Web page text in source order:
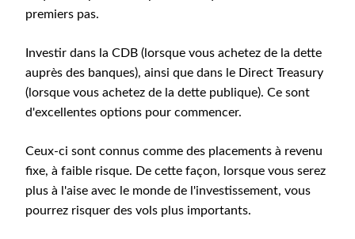
premiers pas.
Investir dans la CDB (lorsque vous achetez de la dette
auprès des banques), ainsi que dans le Direct Treasury
(lorsque vous achetez de la dette publique). Ce sont
d'excellentes options pour commencer.
Ceux-ci sont connus comme des placements à revenu
fixe, à faible risque. De cette façon, lorsque vous serez
plus à l'aise avec le monde de l'investissement, vous
pourrez risquer des vols plus importants.